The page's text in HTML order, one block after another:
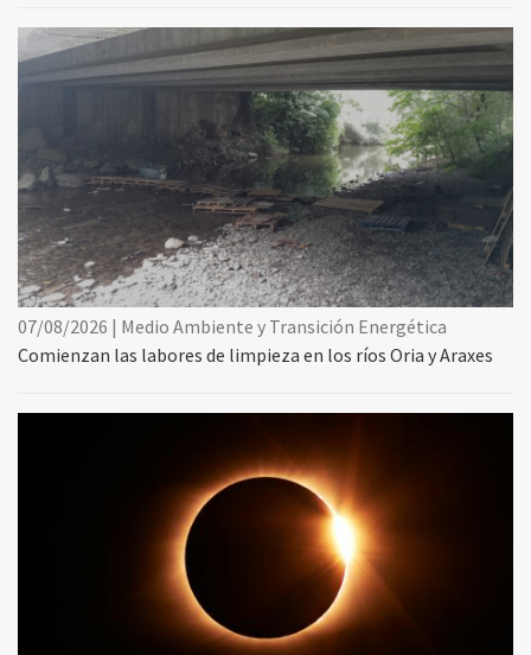
07/08/2026 | Medio Ambiente y Transición Energética
Comienzan las labores de limpieza en los ríos Oria y Araxes